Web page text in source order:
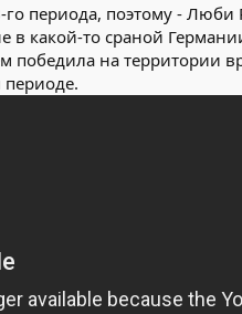
периода, поэтому -
какой-то сраной
победила на
периоде.